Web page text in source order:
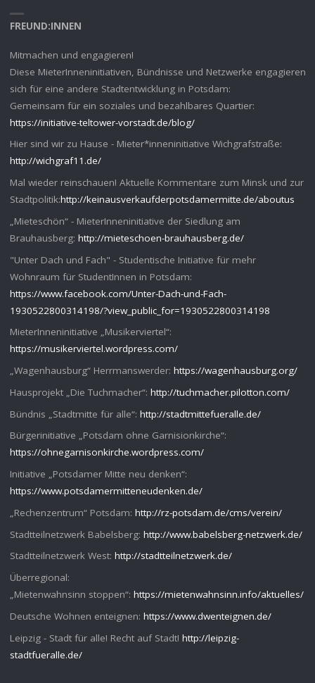
FREUND:INNEN
Mitmachen und engagieren!
Diese MieterInneninitiativen, Bündnisse und Netzwerke engagieren
sich für eine andere Stadtentwicklung in Potsdam:
Gemeinsam für ein soziales und bezahlbares Quartier:
https://initiative-teltower-vorstadt.de/blog/
Hier sind wir zu Hause - Mieter*inneninitiative Wichgrafstraße:
http://wichgraf11.de/
Mal wieder reinschauen! Aktuelle Kommentare zum Minsk und zur
Stadtpolitik:http://keinausverkaufderpotsdamermitte.de/aboutus
„Mieteschön“ - MieterInneninitiative der Siedlung am
Brauhausberg: http://mieteschoen-brauhausberg.de/
"Unter Dach und Fach" - Studentische Initiative für mehr
Wohnraum für StudentInnen in Potsdam:
https://www.facebook.com/Unter-Dach-und-Fach-
1930522800314198/?view_public_for=1930522800314198
MieterInneninitiative „Musikerviertel“:
https://musikerviertel.wordpress.com/
„Wagenhausburg“ Herrmanswerder: https://wagenhausburg.org/
Hausprojekt „Die Tuchmacher“: http://tuchmacher.pilotton.com/
Bündnis „Stadtmitte für alle“: http://stadtmittefueralle.de/
Bürgerinitiative „Potsdam ohne Garnisionkirche“:
https://ohnegarnisonkirche.wordpress.com/
Initiative „Potsdamer Mitte neu denken“:
https://www.potsdamermitteneudenken.de/
„Rechenzentrum“ Potsdam: http://rz-potsdam.de/cms/verein/
Stadtteilnetzwerk Babelsberg: http://www.babelsberg-netzwerk.de/
Stadtteilnetzwerk West: http://stadtteilnetzwerk.de/
Überregional:
„Mietenwahnsinn stoppen“: https://mietenwahnsinn.info/aktuelles/
Deutsche Wohnen enteignen: https://www.dwenteignen.de/
Leipzig - Stadt für alle! Recht auf Stadt! http://leipzig-
stadtfueralle.de/